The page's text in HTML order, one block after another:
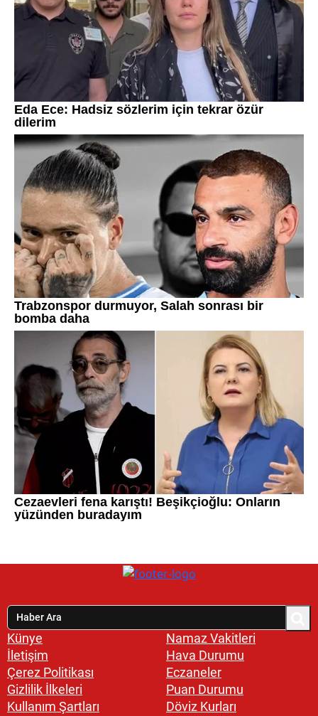
Künye
İletişim
Çerez Politikası
Gizlilik İlkeleri
Kullanım Şartları
Namaz Vakitleri
Hava Durumu
Eczaneler
Puan Durumu
Döviz Kurları